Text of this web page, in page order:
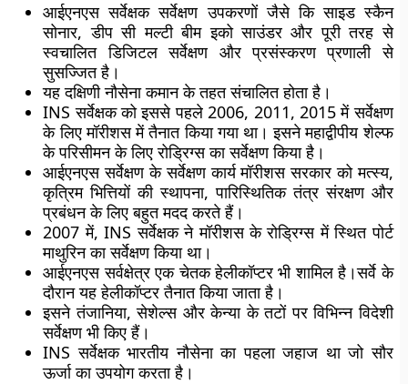
आईएनएस सर्वेक्षक सर्वेक्षण उपकरणों जैसे कि साइड स्कैन
सोनार, डीप सी मल्टी बीम इको साउंडर और पूरी तरह से
स्वचालित डिजिटल सर्वेक्षण और प्रसंस्करण प्रणाली से
सुसज्जित है।
यह दक्षिणी नौसेना कमान के तहत संचालित होता है।
INS सर्वेक्षक को इससे पहले 2006, 2011, 2015 में सर्वेक्षण
के लिए मॉरीशस में तैनात किया गया था। इसने महाद्वीपीय शेल्फ
के परिसीमन के लिए रोड्रिग्स का सर्वेक्षण किया है।
आईएनएस सर्वेक्षण के सर्वेक्षण कार्य मॉरीशस सरकार को मत्स्य,
कृत्रिम भित्तियों की स्थापना, पारिस्थितिक तंत्र संरक्षण और
प्रबंधन के लिए बहुत मदद करते हैं।
2007 में, INS सर्वेक्षक ने मॉरीशस के रोड्रिग्स में स्थित पोर्ट
माथुरिन का सर्वेक्षण किया था।
आईएनएस सर्वक्षेत्र एक चेतक हेलीकॉप्टर भी शामिल है।सर्वे के
दौरान यह हेलीकॉप्टर तैनात किया जाता है।
इसने तंजानिया, सेशेल्स और केन्या के तटों पर विभिन्न विदेशी
सर्वेक्षण भी किए हैं।
INS सर्वेक्षक भारतीय नौसेना का पहला जहाज था जो सौर
ऊर्जा का उपयोग करता है।